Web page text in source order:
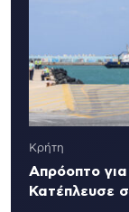
Κρήτη
Απρόοπτο
Κατέπλευσε